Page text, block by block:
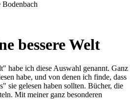
bessere Welt
habe ich diese Auswahl genannt. Ganz
habe, und von denen ich finde, dass
sie gelesen haben sollten. Bücher, die
Mit meiner ganz besonderen